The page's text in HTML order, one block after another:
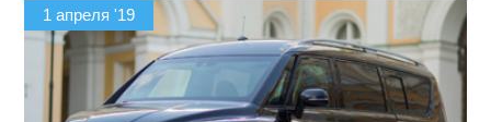
1 апреля '19